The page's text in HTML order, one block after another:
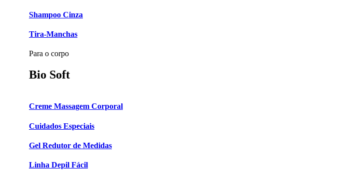
Shampoo Cinza
Tira-Manchas
Para o corpo
Bio Soft
Creme Massagem Corporal
Cuidados Especiais
Gel Redutor de Medidas
Linha Depil Fácil